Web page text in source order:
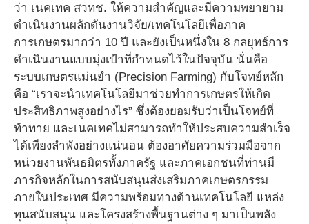
ว่า เนคเทค สวทช. ให้ความสำคัญและมีความพยายาม
ดำเนินงานผลักดันงานวิจัย/เทคโนโลยีเพื่อภาค
การเกษตรมากว่า 10 ปี และยังเป็นหนึ่งใน 8 กลยุทธ์การ
ดำเนินงานแบบมุ่งเป้าที่กำหนดไว้ในปัจจุบัน นั่นคือ
ระบบเกษตรแม่นยำ (Precision Farming) กับโจทย์หลัก
คือ “เราจะนำเทคโนโลยีมาช่วยทำการเกษตรให้เกิด
ประสิทธิภาพสูงอย่างไร” ซึ่งต้องยอมรับว่าเป็นโจทย์ที่
ท้าทาย และเนคเทคไม่สามารถทำให้ประสบความสำเร็จ
ได้เพียงลำพังอย่างแน่นอน ต้องอาศัยความร่วมมือจาก
หน่วยงานพันธมิตรทั้งภาครัฐ และภาคเอกชนที่ท่านมี
ภารกิจหลักในการสนับสนุนส่งเสริมภาคเกษตรกรรม
ภายในประเทศ มีความพร้อมทางด้านเทคโนโลยี แหล่ง
ทุนสนับสนุน และโครงสร้างพื้นฐานต่าง ๆ มาเป็นพลัง